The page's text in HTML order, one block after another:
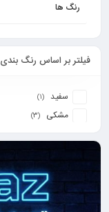
رنگ ها
فیلتر بر اساس رنگ بندی
سفید (1)
مشکی (3)